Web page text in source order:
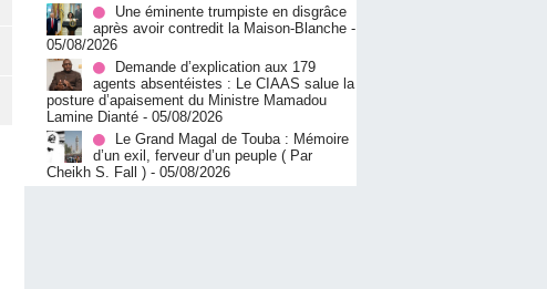
Une éminente trumpiste en disgrâce
après avoir contredit la Maison-Blanche -
05/08/2026
Demande d’explication aux 179
agents absentéistes : Le CIAAS salue la
posture d’apaisement du Ministre Mamadou
Lamine Dianté - 05/08/2026
Le Grand Magal de Touba : Mémoire
d’un exil, ferveur d’un peuple ( Par
Cheikh S. Fall ) - 05/08/2026